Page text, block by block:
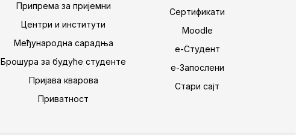
Припрема за пријемни
Центри и институти
Међународна сарадња
Брошура за будуће студенте
Пријава кварова
Приватност
Сертификати
Moodle
е-Студент
е-Запослени
Стари сајт